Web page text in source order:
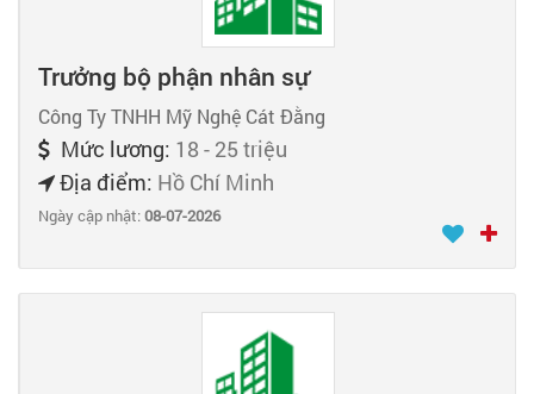
Trưởng bộ phận nhân sự
Công Ty TNHH Mỹ Nghệ Cát Đằng
Mức lương: 18 - 25 triệu
Địa điểm: Hồ Chí Minh
Ngày cập nhật:08-07-2026